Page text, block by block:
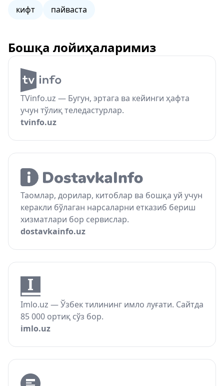
кифт
пайваста
Бошқа лойиҳаларимиз
TVinfo.uz — Бугун, эртага ва кейинги ҳафта
учун тўлиқ теледастурлар.
tvinfo.uz
Таомлар, дорилар, китоблар ва бошқа уй учун
керакли бўлаган нарсаларни етказиб бериш
хизматлари бор сервислар.
dostavkainfo.uz
Imlo.uz — Ўзбек тилининг имло луғати. Сайтда
85 000 ортиқ сўз бор.
imlo.uz